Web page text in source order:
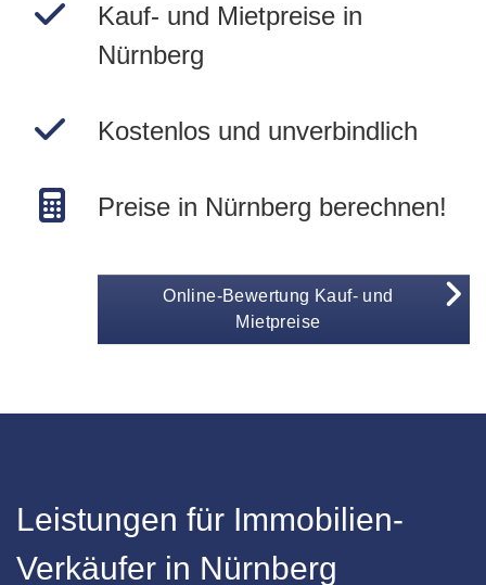
Kauf- und Mietpreise in
Nürnberg
Kostenlos und unverbindlich
Preise in Nürnberg berechnen!
Online-Bewertung Kauf- und
Mietpreise
Leistungen für Immobilien-
Verkäufer in Nürnberg